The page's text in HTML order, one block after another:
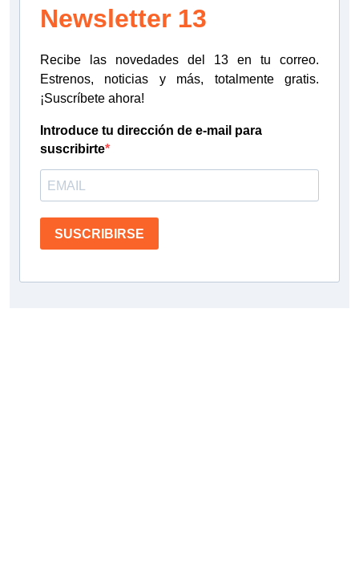
Newsletter 13
Recibe las novedades del 13 en tu correo.
Estrenos, noticias y más, totalmente gratis.
¡Suscríbete ahora!
Introduce tu dirección de e-mail para
suscribirte
SUSCRIBIRSE